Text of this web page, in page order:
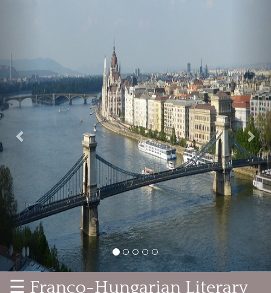
☰ Franco-Hungarian Literary